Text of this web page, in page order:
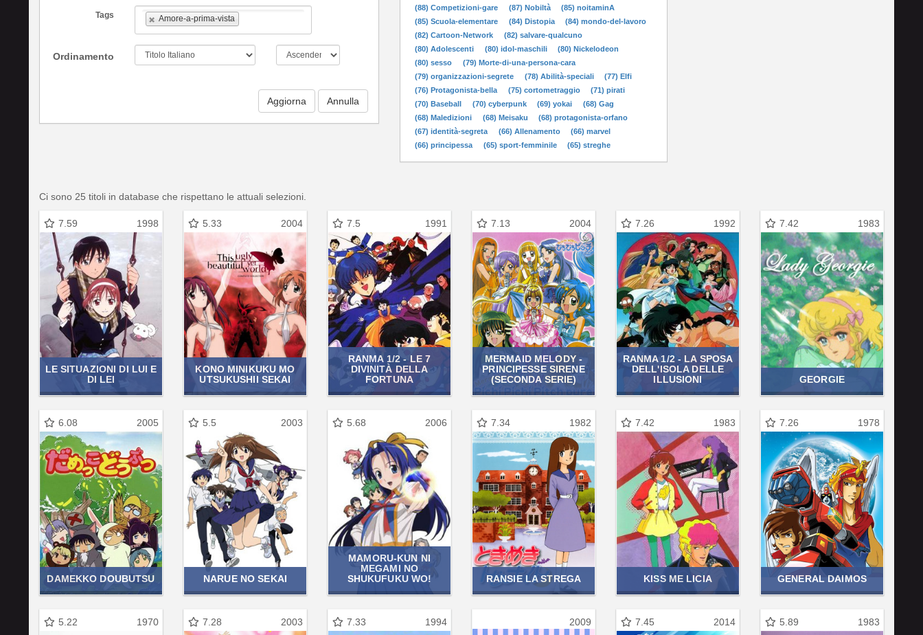
Tags Amore-a-prima-vista
Ordinamento
Aggiorna
(88) Competizioni-gare
(87) Nobiltà
(85) noitaminA
(85) Scuola-elementare
(84) Distopia
(84) mondo-del-lavoro
(82) Cartoon-Network
(82) salvare-qualcuno
(80) Adolescenti
(80) idol-maschili
(80) Nickelodeon
(80) sesso
(79) Morte-di-una-persona-cara
(79) organizzazioni-segrete
(78) Abilità-speciali
(77) Elfi
(76) Protagonista-bella
(75) cortometraggio
(71) pirati
(70) Baseball
(70) cyberpunk (69) yokai
(68) Gag
(68) Maledizioni
(68) Meisaku
(68) protagonista-orfano
(67) identità-segreta
(66) Allenamento
(66) marvel
(66) principessa
(65) sport-femminile (65) streghe
Ci sono 25 titoli in database che rispettano le attuali selezioni.
7.59 1998
LE SITUAZIONI DI LUI E
DI LEI
5.33 2004
KONO MINIKUKU MO
UTSUKUSHII SEKAI
7.5 1991
RANMA 1/2 - LE 7
DIVINITÀ DELLA
FORTUNA
7.13 2004
MERMAID MELODY -
PRINCIPESSE SIRENE
(SECONDA SERIE)
7.26 1992
RANMA 1/2 - LA SPOSA
DELL'ISOLA DELLE
ILLUSIONI
7.42 1983
GEORGIE
6.08 2005
DAMEKKO DOUBUTSU
5.5 2003
NARUE NO SEKAI
5.68 2006
MAMORU-KUN NI
MEGAMI NO
SHUKUFUKU WO!
7.34 1982
RANSIE LA STREGA
7.42 1983
KISS ME LICIA
7.26 1978
GENERAL DAIMOS
5.22 1970 7.28 2003 7.33 1994 2009 7.45 2014 5.89 1983